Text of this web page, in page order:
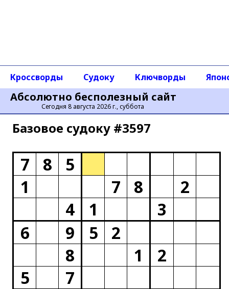
Абсолютно бесполезный сайт
Сегодня 8 августа 2026 г., суббота
Кроссворды Судоку Ключворды
Базовое cудоку #3597
7 8
5
1
7 8
2
4
1
3
6
9 5
2
8
1
2
5
7